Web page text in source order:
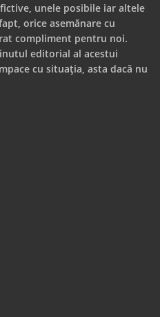
unele posibile iar altele
orice asemănare cu
compliment pentru noi.
editorial al acestui
cu situația, asta dacă nu